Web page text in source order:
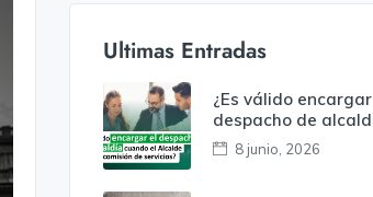
Ultimas Entradas
¿Es válido
despacho de
cuando el alcalde
comisión de
8 junio, 2026